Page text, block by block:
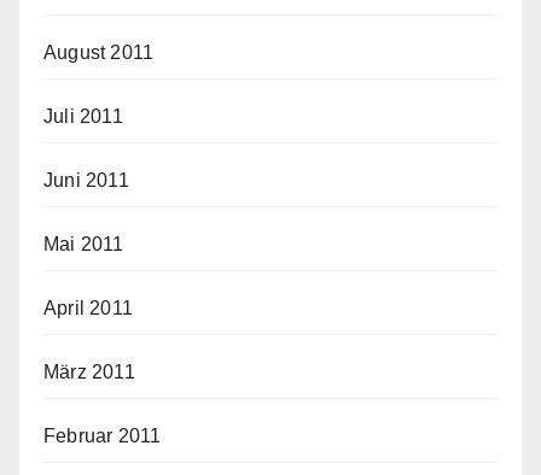
August 2011
Juli 2011
Juni 2011
Mai 2011
April 2011
März 2011
Februar 2011